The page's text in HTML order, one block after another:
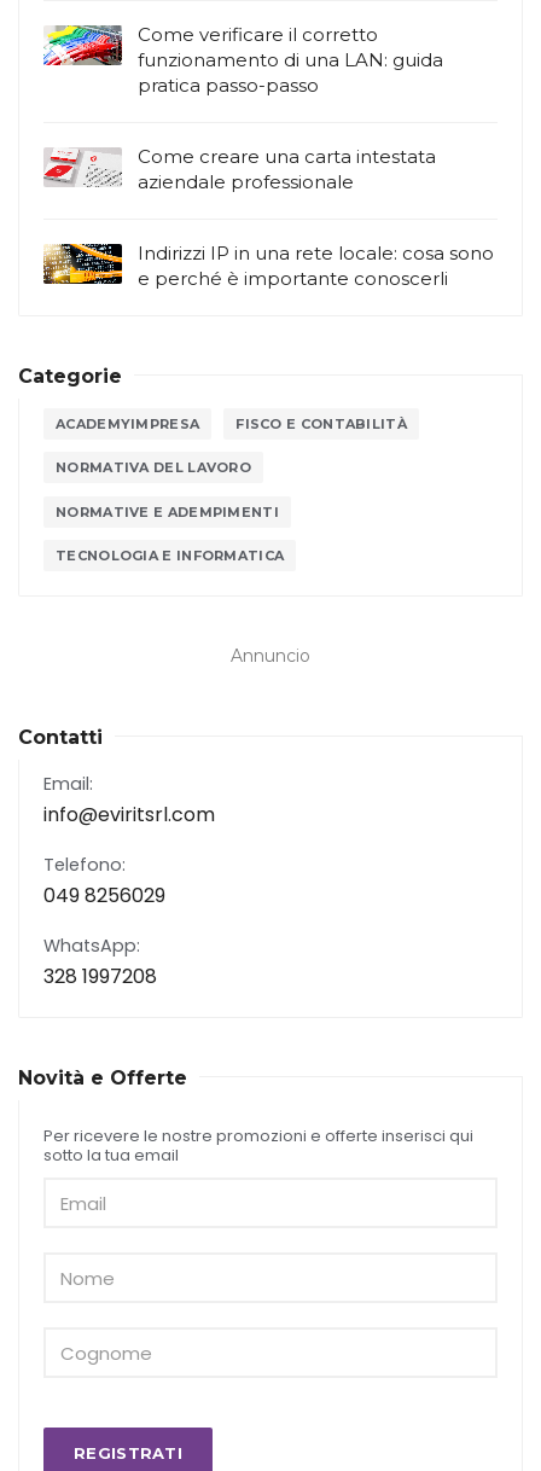
Come verificare il corretto
funzionamento di una LAN: guida
pratica passo-passo
Come creare una carta intestata
aziendale professionale
Indirizzi IP in una rete locale: cosa sono
e perché è importante conoscerli
Categorie
ACADEMYIMPRESA FISCO E CONTABILITÀ
NORMATIVA DEL LAVORO
NORMATIVE E ADEMPIMENTI
TECNOLOGIA E INFORMATICA
Annuncio
Contatti
Email:
info@eviritsrl.com
Telefono:
049 8256029
WhatsApp:
328 1997208
Novità e Offerte
Per ricevere le nostre promozioni e offerte inserisci qui
sotto la tua email
REGISTRATI